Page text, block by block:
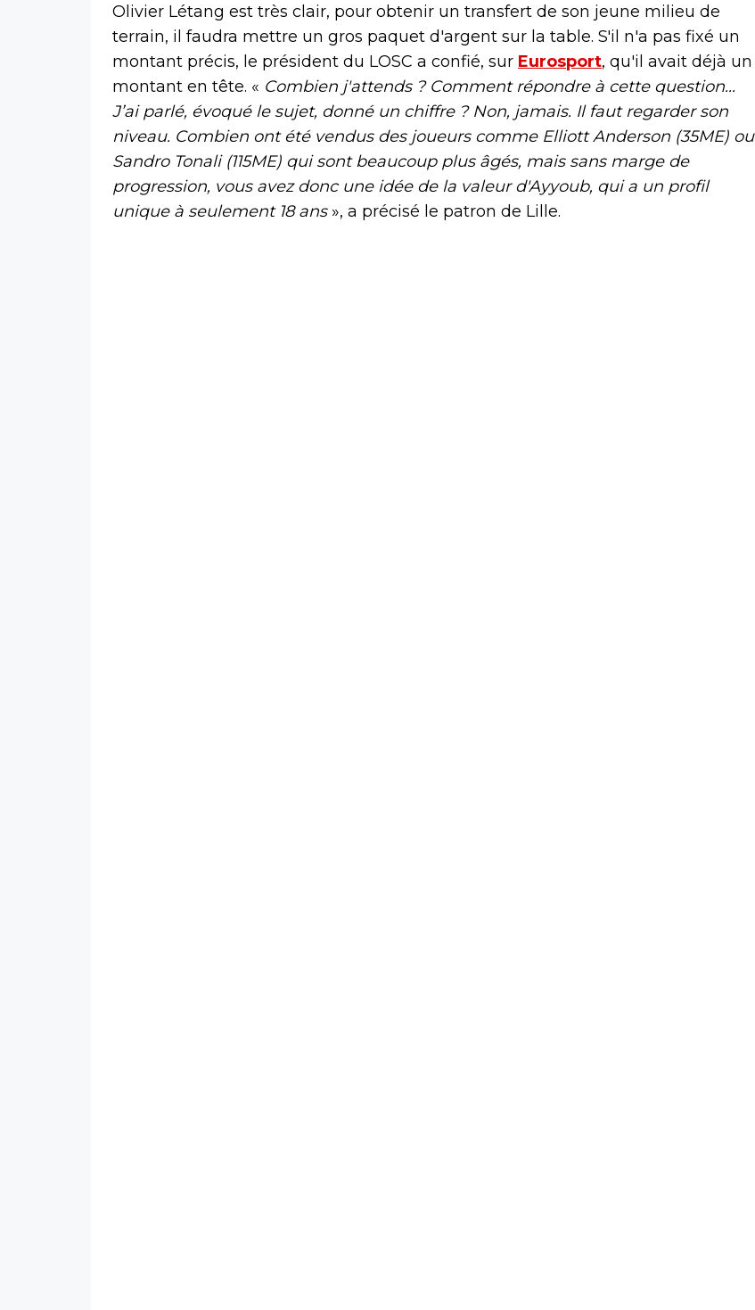
Olivier Létang est très clair, pour obtenir un transfert de son jeune milieu de
terrain, il faudra mettre un gros paquet d'argent sur la table. S'il n'a pas fixé un
montant précis, le président du LOSC a confié, sur Eurosport, qu'il avait déjà un
montant en tête. « Combien j'attends ? Comment répondre à cette question...
J’ai parlé, évoqué le sujet, donné un chiffre ? Non, jamais. Il faut regarder son
niveau. Combien ont été vendus des joueurs comme Elliott Anderson (35ME) ou
Sandro Tonali (115ME) qui sont beaucoup plus âgés, mais sans marge de
progression, vous avez donc une idée de la valeur d'Ayyoub, qui a un profil
unique à seulement 18 ans», a précisé le patron de Lille.